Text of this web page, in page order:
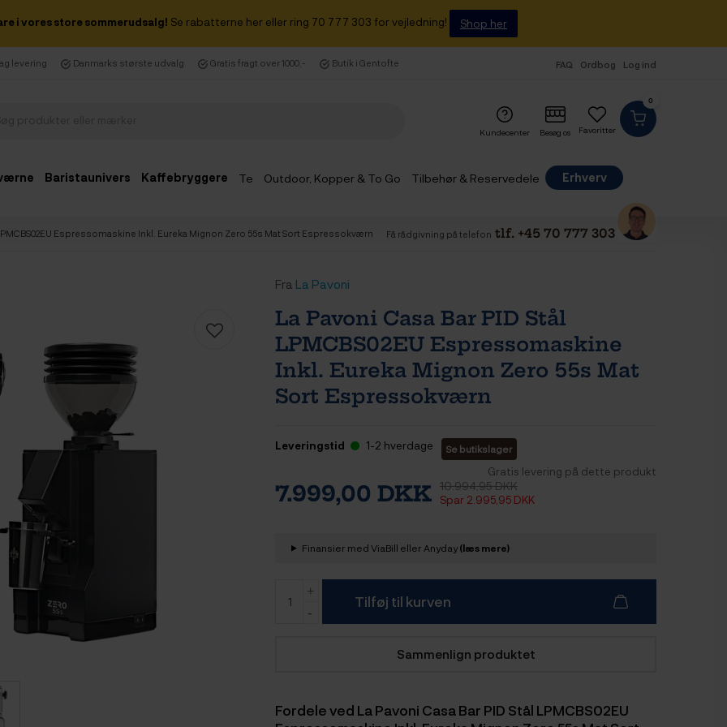
i vores store sommerudsalg! Se rabatterne her eller ring 70 777 303 for vejledning! Shop her
levering Danmarks største udvalg Gratis fragt over 1000,- Butik i Gentofte FAQ Ordbog Log ind
0
Favoritter
Kundecenter Besøg os
Baristaunivers Kaffebryggere Te Outdoor, Kopper & To Go Tilbehør & Reservedele
Erhverv
Espressomaskine Inkl. Eureka Mignon Zero 55s Mat Sort Espressokværn Få rådgivning på telefon tlf. +45 70 777 303
Fra La Pavoni
La Pavoni Casa Bar PID Stål
LPMCBS02EU Espressomaskine
Inkl. Eureka Mignon Zero 55s Mat
Sort Espressokværn
Leveringstid 1-2 hverdage Se butikslager
Gratis levering på dette produkt
7.999,00 DKK 10.994,95 DKK
Spar 2.995,95 DKK
Finansier med ViaBill eller Anyday(læs mere)
Tilføj til kurven
Sammenlign produktet
Fordele ved La Pavoni Casa Bar PID Stål LPMCBS02EU